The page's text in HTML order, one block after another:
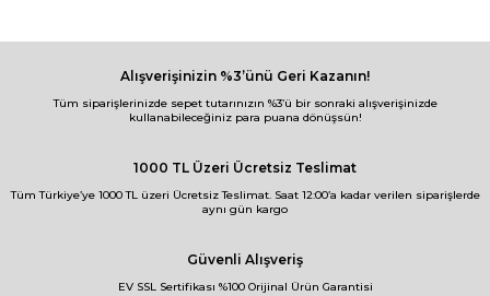
Alışverişinizin %3’ünü Geri Kazanın!
Tüm siparişlerinizde sepet tutarınızın %3’ü bir sonraki alışverişinizde
kullanabileceğiniz para puana dönüşsün!
1000 TL Üzeri Ücretsiz Teslimat
Tüm Türkiye’ye 1000 TL üzeri Ücretsiz Teslimat. Saat 12:00’a kadar verilen siparişlerde
aynı gün kargo
Güvenli Alışveriş
EV SSL Sertifikası %100 Orijinal Ürün Garantisi